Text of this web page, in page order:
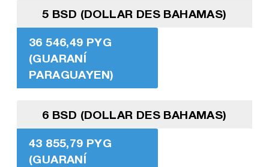
5 BSD (DOLLAR DES BAHAMAS)
36 546,49 PYG
(GUARANÍ
PARAGUAYEN)
6 BSD (DOLLAR DES BAHAMAS)
43 855,79 PYG
(GUARANÍ